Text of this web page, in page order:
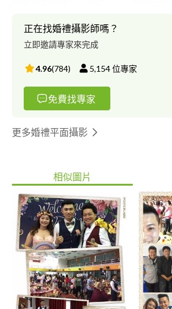
正在找婚禮攝影師嗎？
立即邀請專家來完成
4.96(784) 5,154位專家
免費找專家
更多婚禮平面攝影
相似圖片